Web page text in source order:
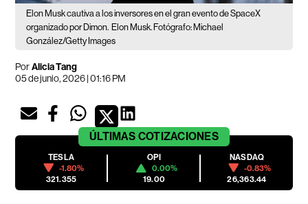
Elon Musk cautiva a los inversores en el gran evento de SpaceX
organizado por Dimon. Elon Musk. Fotógrafo: Michael
González/Getty Images
PorAlicia Tang
05 de junio, 2026 | 01:16 PM
ÚLTIMAS COTIZACIONES
TESLA
-1.80%
321.355
OPI
0.00%
19.00
NASDAQ
-0.83%
26,363.44